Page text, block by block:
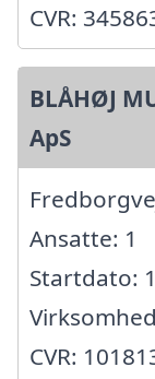
CVR:
BLÅHØJ
ApS
Ansatte: 1
Startdato:
CVR: